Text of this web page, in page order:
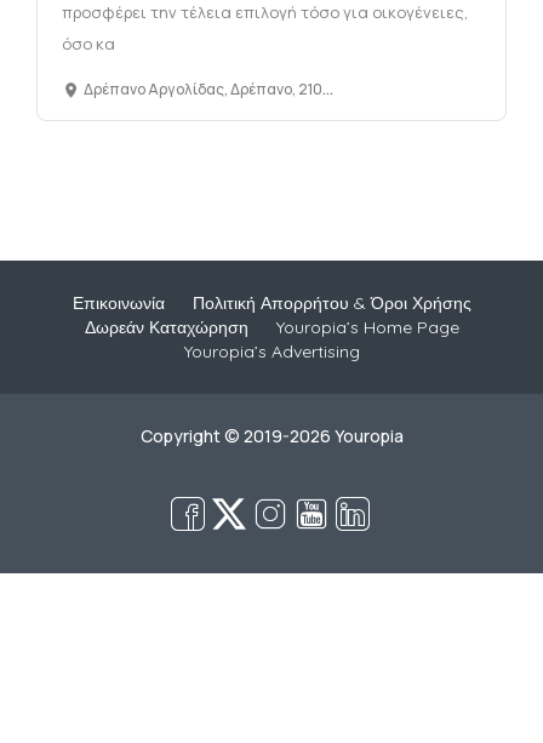
προσφέρει την τέλεια επιλογή τόσο για οικογένειες,
όσο κα
Δρέπανο Αργολίδας, Δρέπανο, 21060
Επικοινωνία
Πολιτική Απορρήτου & Όροι Χρήσης
Δωρεάν Καταχώρηση
Youropia’s Home Page
Youropia’s Advertising
Copyright © 2019-2026 Youropia